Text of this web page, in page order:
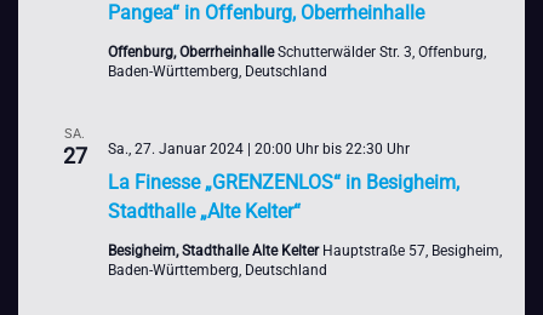
Pangea“ in Offenburg, Oberrheinhalle
Offenburg, OberrheinhalleSchutterwälder Str. 3, Offenburg,
Baden-Württemberg, Deutschland
SA.
27
La Finesse „GRENZENLOS“ in Besigheim,
Stadthalle „Alte Kelter“
Sa., 27. Januar 2024 | 20:00 Uhrbis 22:30 Uhr
Besigheim, Stadthalle Alte Kelter Hauptstraße 57, Besigheim,
Baden-Württemberg, Deutschland